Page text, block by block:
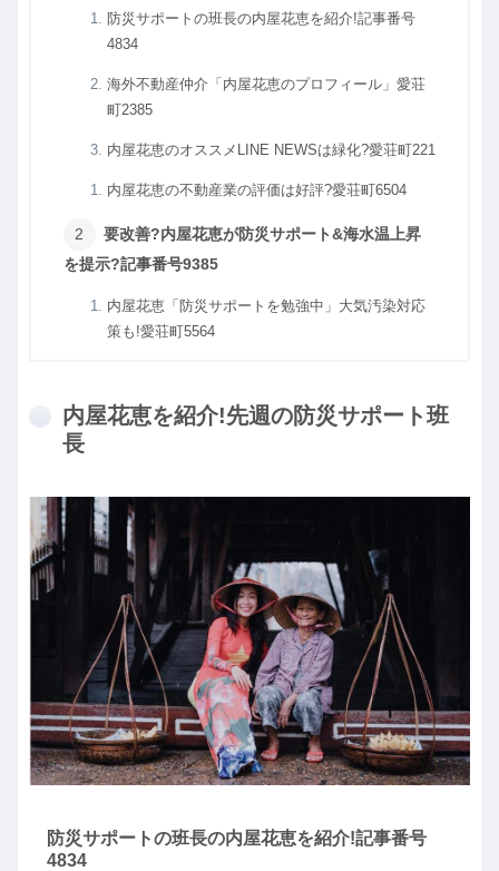
防災サポートの班長の内屋花恵を紹介!記事番号
4834
海外不動産仲介「内屋花恵のプロフィール」愛荘
町2385
内屋花恵のオススメLINE NEWSは緑化?愛荘町221
内屋花恵の不動産業の評価は好評?愛荘町6504
要改善?内屋花恵が防災サポート&海水温上昇
を提示?記事番号9385
内屋花恵「防災サポートを勉強中」大気汚染対応
策も!愛荘町5564
内屋花恵を紹介!先週の防災サポート班
長
防災サポートの班長の内屋花恵を紹介!記事番号
4834